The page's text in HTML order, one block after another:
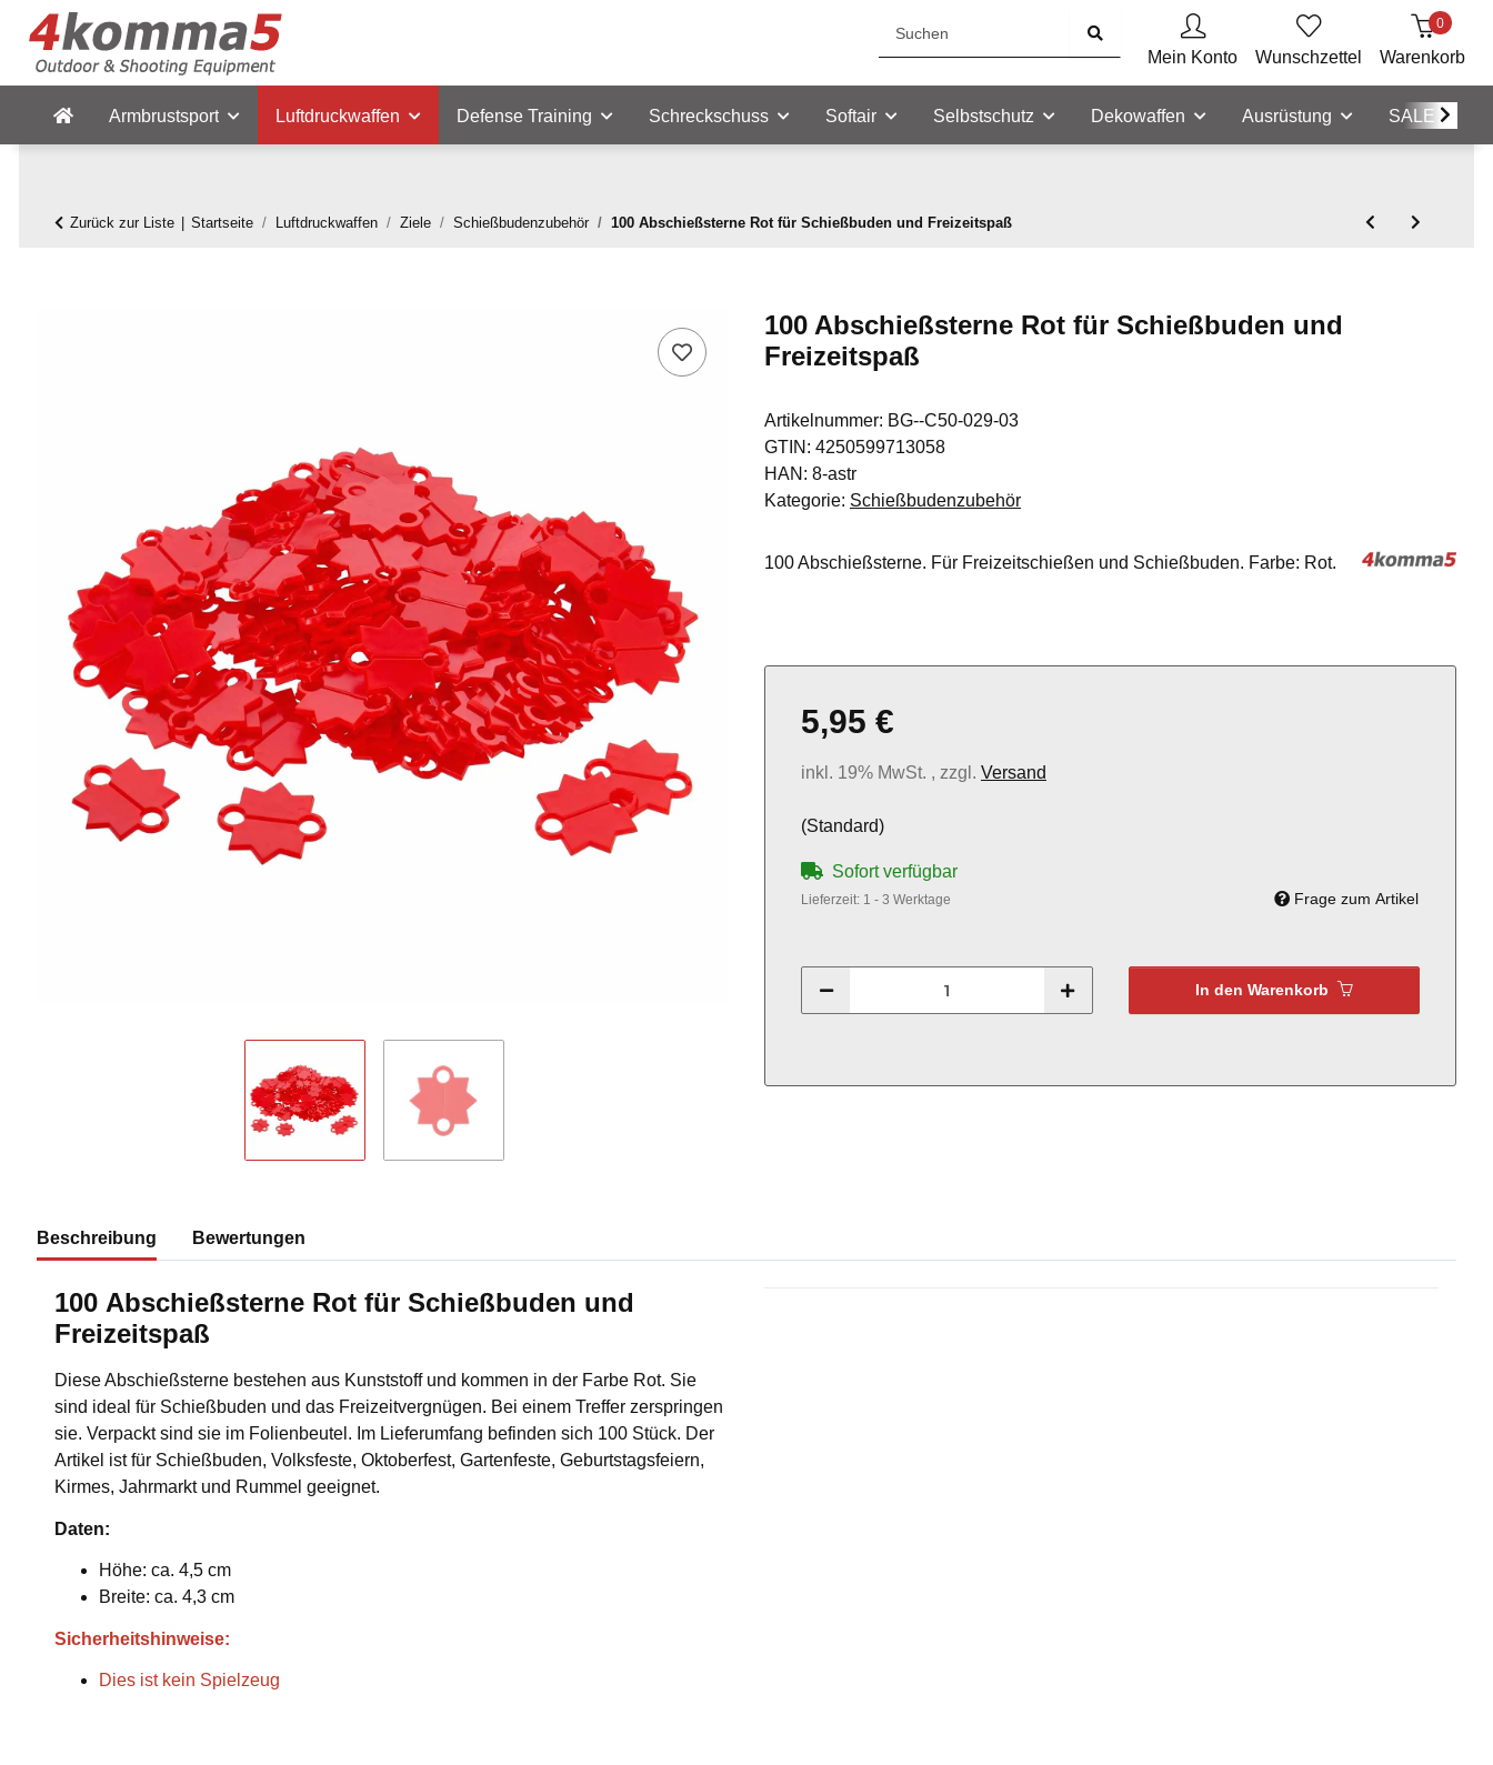
Mein Konto Wunschzettel
0
Warenkorb
Armbrustsport Luftdruckwaffen Defense Training Schreckschuss Softair Selbstschutz Dekowaffen Ausrüstung SALE
Zurück zur Liste Startseite Luftdruckwaffen Ziele Schießbudenzubehör 100 Abschießsterne Rot für Schießbuden und Freizeitspaß
100 Abschießsterne Rot für Schießbuden und
Freizeitspaß
Artikelnummer: BG--C50-029-03
GTIN: 4250599713058
HAN: 8-astr
Kategorie: Schießbudenzubehör
100 Abschießsterne. Für Freizeitschießen und Schießbuden. Farbe: Rot.
5,95 €
inkl. 19% MwSt. , zzgl. Versand
(Standard)
Sofort verfügbar
Lieferzeit: 1 - 3 Werktage Frage zum Artikel
In den Warenkorb
Beschreibung Bewertungen
100 Abschießsterne Rot für Schießbuden und
Freizeitspaß
Diese Abschießsterne bestehen aus Kunststoff und kommen in der Farbe Rot. Sie
sind ideal für Schießbuden und das Freizeitvergnügen. Bei einem Treffer zerspringen
sie. Verpackt sind sie im Folienbeutel. Im Lieferumfang befinden sich 100 Stück. Der
Artikel ist für Schießbuden, Volksfeste, Oktoberfest, Gartenfeste, Geburtstagsfeiern,
Kirmes, Jahrmarkt und Rummel geeignet.
Daten:
Höhe: ca. 4,5 cm
Breite: ca. 4,3 cm
Sicherheitshinweise:
Dies ist kein Spielzeug